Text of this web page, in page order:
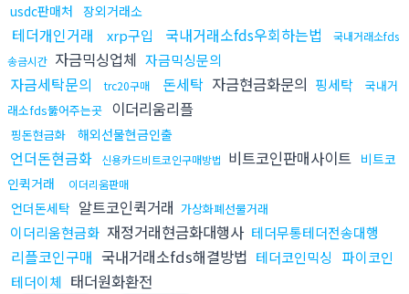
usdc판매처 장외거래소
테더개인거래 xrp구입 국내거래소fds우회하는법
국내거래소fds
송금시간 자금믹싱업체 자금믹싱문의
자금세탁문의 trc20구매 돈세탁 자금현금화문의 핑세탁
국내거
래소fds뚫어주는곳 이더리움리플
핑돈현금화 해외선물현금인출
언더돈현금화 신용카드비트코인구매방법 비트코인판매사이트 비트코
인퀵거래
이더리움판매
언더돈세탁 알트코인퀵거래 가상화폐선물거래
이더리움현금화 재정거래현금화대행사 테더무통테더전송대행
리플코인구매 국내거래소fds해결방법 테더코인믹싱
파이코인
테더이체 태더원화환전